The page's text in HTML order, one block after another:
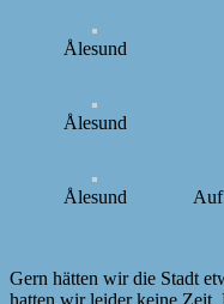
Ålesund
Ålesund
Ålesund
Auf
Gern hätten wir die Stadt
hatten wir leider keine